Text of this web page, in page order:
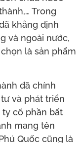
Trong
khẳng định
và ngoài nước,
là sản phẩm
đã chính
và phát triển
cổ phần bất
mang tên
Quốc cũng là